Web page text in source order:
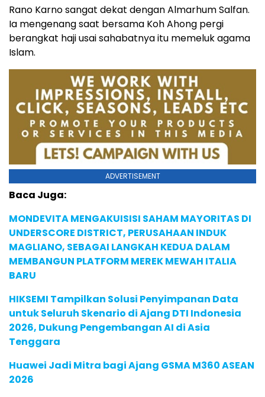
Rano Karno sangat dekat dengan Almarhum Salfan.
Ia mengenang saat bersama Koh Ahong pergi
berangkat haji usai sahabatnya itu memeluk agama
Islam.
ADVERTISEMENT
Baca Juga:
MONDEVITA MENGAKUISISI SAHAM MAYORITAS DI
UNDERSCORE DISTRICT, PERUSAHAAN INDUK
MAGLIANO, SEBAGAI LANGKAH KEDUA DALAM
MEMBANGUN PLATFORM MEREK MEWAH ITALIA
BARU
HIKSEMI Tampilkan Solusi Penyimpanan Data
untuk Seluruh Skenario di Ajang DTI Indonesia
2026, Dukung Pengembangan AI di Asia
Tenggara
Huawei Jadi Mitra bagi Ajang GSMA M360 ASEAN
2026